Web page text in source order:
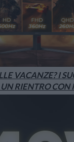
VACANZE? I
UN RIENTRO CON